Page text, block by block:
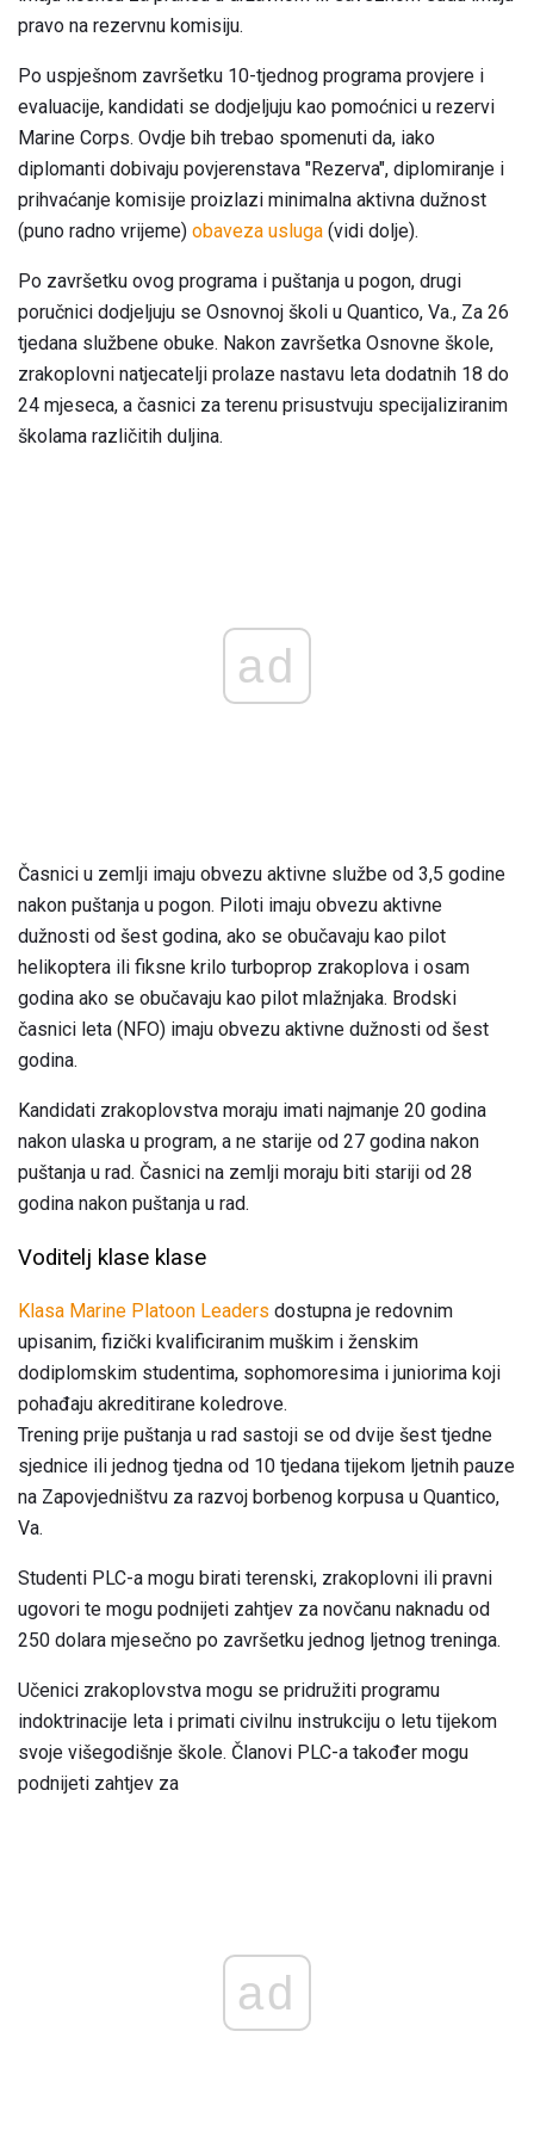
pravo na rezervnu komisiju.
Po uspješnom završetku 10-tjednog programa provjere i
evaluacije, kandidati se dodjeljuju kao pomoćnici u rezervi
Marine Corps. Ovdje bih trebao spomenuti da, iako
diplomanti dobivaju povjerenstava "Rezerva", diplomiranje i
prihvaćanje komisije proizlazi minimalna aktivna dužnost
(puno radno vrijeme) obaveza usluga (vidi dolje).
Po završetku ovog programa i puštanja u pogon, drugi
poručnici dodjeljuju se Osnovnoj školi u Quantico, Va., Za 26
tjedana službene obuke. Nakon završetka Osnovne škole,
zrakoplovni natjecatelji prolaze nastavu leta dodatnih 18 do
24 mjeseca, a časnici za terenu prisustvuju specijaliziranim
školama različitih duljina.
ad
Časnici u zemlji imaju obvezu aktivne službe od 3,5 godine
nakon puštanja u pogon. Piloti imaju obvezu aktivne
dužnosti od šest godina, ako se obučavaju kao pilot
helikoptera ili fiksne krilo turboprop zrakoplova i osam
godina ako se obučavaju kao pilot mlažnjaka. Brodski
časnici leta (NFO) imaju obvezu aktivne dužnosti od šest
godina.
Kandidati zrakoplovstva moraju imati najmanje 20 godina
nakon ulaska u program, a ne starije od 27 godina nakon
puštanja u rad. Časnici na zemlji moraju biti stariji od 28
godina nakon puštanja u rad.
Voditelj klase klase
Klasa Marine Platoon Leaders dostupna je redovnim
upisanim, fizički kvalificiranim muškim i ženskim
dodiplomskim studentima, sophomoresima i juniorima koji
pohađaju akreditirane koledrove.
Trening prije puštanja u rad sastoji se od dvije šest tjedne
sjednice ili jednog tjedna od 10 tjedana tijekom ljetnih pauze
na Zapovjedništvu za razvoj borbenog korpusa u Quantico,
Va.
Studenti PLC-a mogu birati terenski, zrakoplovni ili pravni
ugovori te mogu podnijeti zahtjev za novčanu naknadu od
250 dolara mjesečno po završetku jednog ljetnog treninga.
Učenici zrakoplovstva mogu se pridružiti programu
indoktrinacije leta i primati civilnu instrukciju o letu tijekom
svoje višegodišnje škole. Članovi PLC-a također mogu
podnijeti zahtjev za
ad